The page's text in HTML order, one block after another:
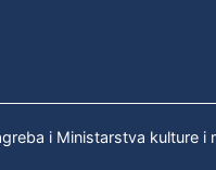
i Ministarstva kulture i